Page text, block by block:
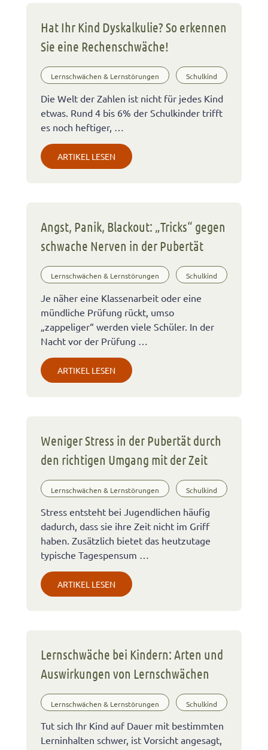
Hat Ihr Kind Dyskalkulie? So erkennen
Sie eine Rechenschwäche!
Lernschwächen & Lernstörungen Schulkind
Die Welt der Zahlen ist nicht für jedes Kind
etwas. Rund 4 bis 6% der Schulkinder trifft
es noch heftiger, …
ARTIKEL LESEN
Angst, Panik, Blackout: „Tricks“ gegen
schwache Nerven in der Pubertät
Lernschwächen & Lernstörungen Schulkind
Je näher eine Klassenarbeit oder eine
mündliche Prüfung rückt, umso
„zappeliger“ werden viele Schüler. In der
Nacht vor der Prüfung …
ARTIKEL LESEN
Weniger Stress in der Pubertät durch
den richtigen Umgang mit der Zeit
Lernschwächen & Lernstörungen Schulkind
Stress entsteht bei Jugendlichen häufig
dadurch, dass sie ihre Zeit nicht im Griff
haben. Zusätzlich bietet das heutzutage
typische Tagespensum …
ARTIKEL LESEN
Lernschwäche bei Kindern: Arten und
Auswirkungen von Lernschwächen
Lernschwächen & Lernstörungen Schulkind
Tut sich Ihr Kind auf Dauer mit bestimmten
Lerninhalten schwer, ist Vorsicht angesagt,